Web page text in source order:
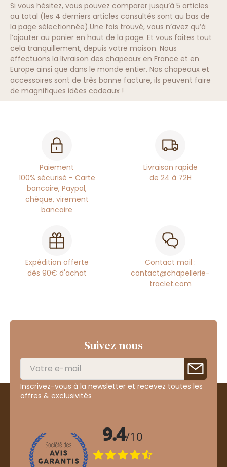
Si vous hésitez, vous pouvez comparer jusqu’à 5 articles
au total (les 4 derniers articles consultés sont au bas de
la page sélectionnée).Une fois trouvé, vous n’avez qu’à
l’ajouter au panier en haut de la page. Et vous faites tout
cela tranquillement, depuis votre maison. Nous
effectuons la livraison des chapeaux en France et en
Europe ainsi que dans le monde entier. Nos chapeaux et
accessoires sont de très bonne facture, ils peuvent faire
de magnifiques idées cadeaux !
Paiement
100% sécurisé - Carte
bancaire, Paypal,
chèque, virement
bancaire
Livraison rapide
de 24 à 72H
Expédition offerte
dès 90€ d'achat
Contact mail :
contact@chapellerie-
traclet.com
Suivez nous
Inscrivez-vous à la newsletter et recevez toutes les
offres & exclusivités